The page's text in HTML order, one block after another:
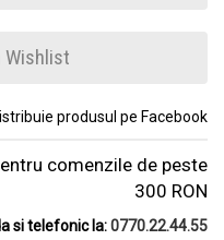
Wishlist
produsul pe Facebook
comenzile de peste
300 RON
si telefonic la:0770.22.44.55